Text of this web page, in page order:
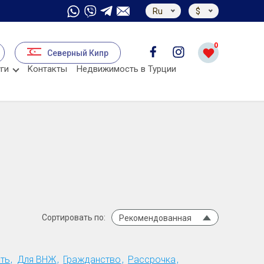
Ru $
Северный Кипр
0
Kонтакты Недвижимость в Турции
Сортировать по: Рекомендованная
Для ВНЖ Гражданство Рассрочка